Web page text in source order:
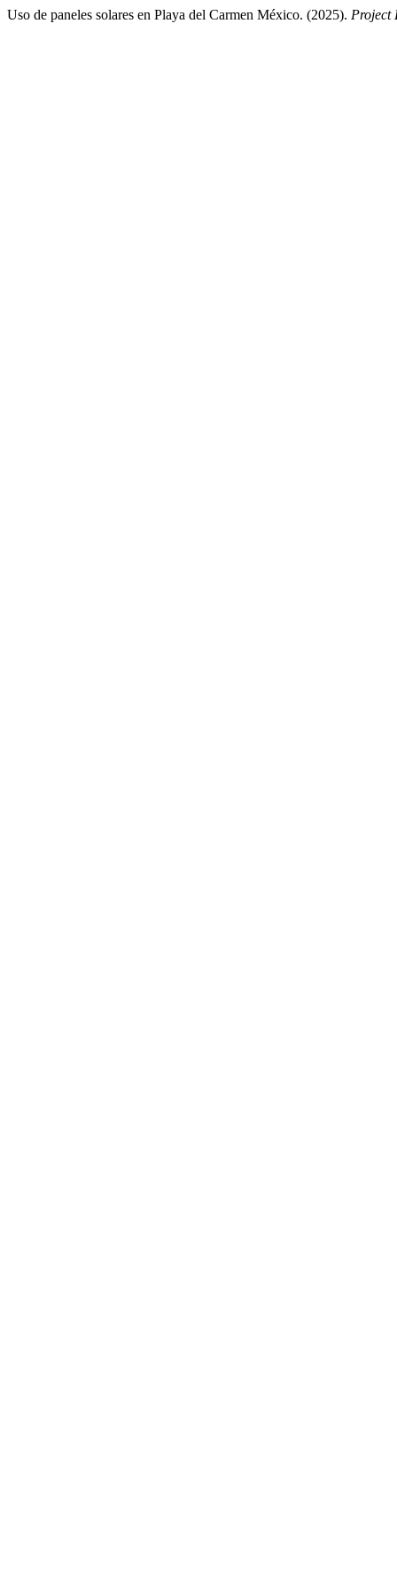
Uso de paneles solares en Playa del Carmen México. (2025). Project